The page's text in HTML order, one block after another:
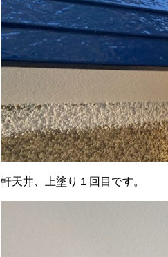
軒天井、上塗り１回目です。